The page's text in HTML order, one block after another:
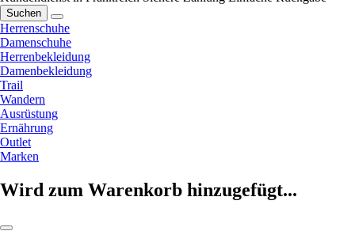
Suchen
Herrenschuhe
Damenschuhe
Herrenbekleidung
Damenbekleidung
Trail
Wandern
Ausrüstung
Ernährung
Outlet
Marken
Wird zum Warenkorb hinzugefügt...